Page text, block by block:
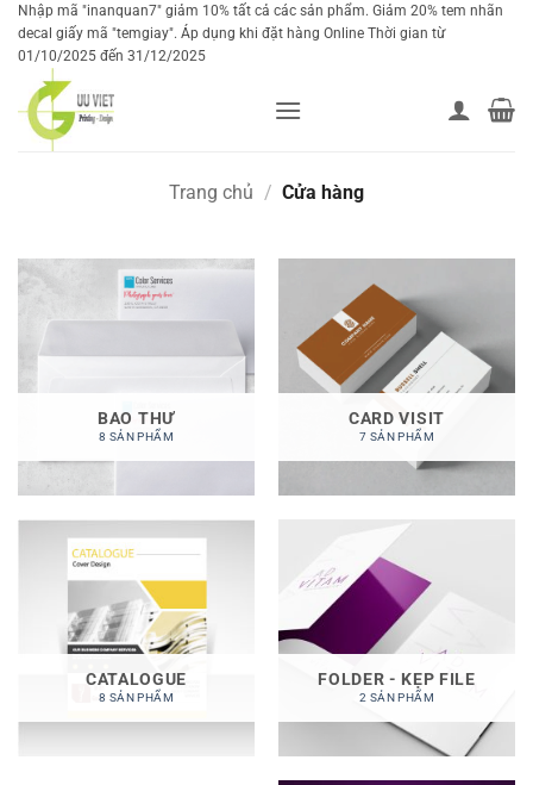
Bỏ
qua
dung
Nhập mã "inanquan7" giảm 10% tất cả các sản phẩm. Giảm 20% tem nhãn
decal giấy mã "temgiay". Áp dụng khi đặt hàng Online Thời gian từ
01/10/2025 đến 31/12/2025
Trang chủ / Cửa hàng
BAO THƯ
8 SẢN PHẨM
CARD VISIT
7 SẢN PHẨM
CATALOGUE
8 SẢN PHẨM
FOLDER - KẸP FILE
2 SẢN PHẨM